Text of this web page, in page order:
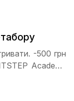
-500 грн
Academy